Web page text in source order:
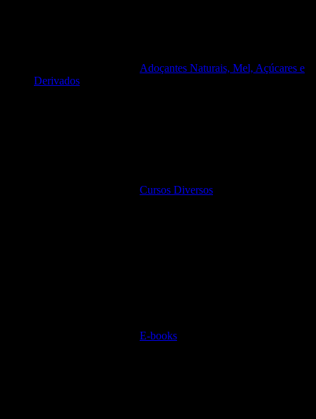
Adoçantes Naturais, Mel, Açúcares e
Derivados
Cursos Diversos
E-books